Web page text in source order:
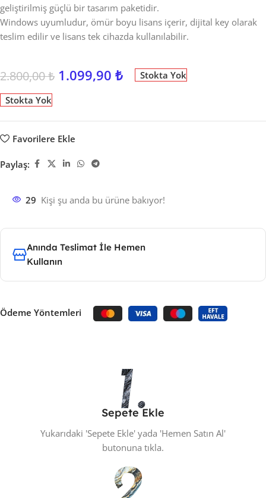
geliştirilmiş güçlü bir tasarım paketidir.
Windows uyumludur, ömür boyu lisans içerir, dijital key olarak
teslim edilir ve lisans tek cihazda kullanılabilir.
2.800,00₺ 1.099,90 ₺ Stokta Yok
Stokta Yok
Favorilere Ekle
Paylaş:
29 Kişi şu anda bu ürüne bakıyor!
Anında Teslimat İle Hemen
Kullanın
Ödeme Yöntemleri
Sepete Ekle
Yukarıdaki 'Sepete Ekle' yada 'Hemen Satın Al'
butonuna tıkla.